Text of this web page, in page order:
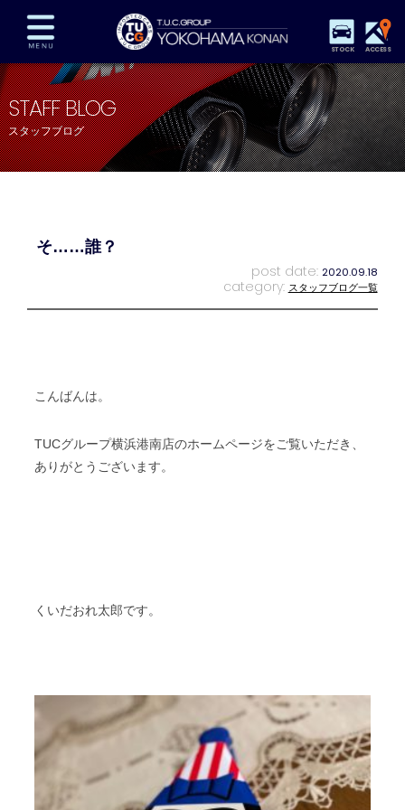
STOCK ACCESS
在庫車両情報 保証&サービス パーツリスト
TUCとは？ 店舗情報 アクセスマップ
全国納車 特別作業 注文販売
STAFF BLOG
スタッフブログ
そ……誰？
post date: 2020.09.18
category: スタッフブログ一覧
こんばんは。
TUCグループ横浜港南店のホームページをご覧いただき、
ありがとうございます。
くいだおれ太郎です。